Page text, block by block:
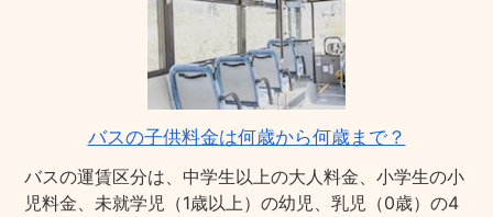
バスの子供料金は何歳から何歳まで？
バスの運賃区分は、中学生以上の大人料金、小学生の小
児料金、未就学児（1歳以上）の幼児、乳児（0歳）の4